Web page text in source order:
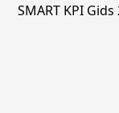
SMART KPI Gids